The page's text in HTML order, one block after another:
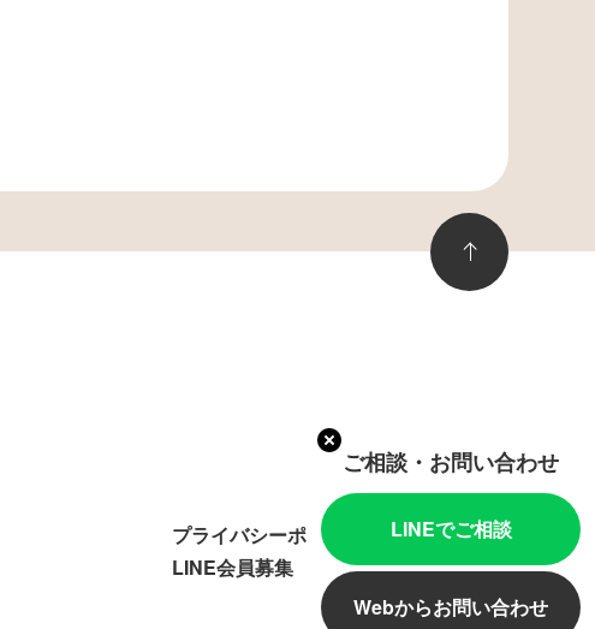
プライバシーポリシー
LINE会員募集
ご相談・お問い合わせ
LINEでご相談
Webからお問い合わせ